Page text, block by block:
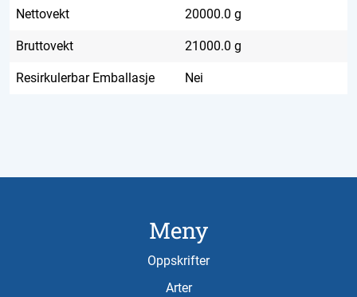
Nettovekt 20000.0 g
Bruttovekt 21000.0 g
Resirkulerbar Emballasje Nei
Meny
Oppskrifter
Arter